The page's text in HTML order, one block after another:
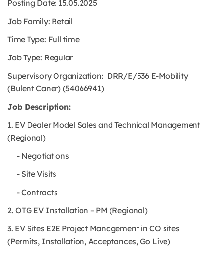
Posting Date: 15.05.2025
Job Family: Retail
Time Type: Full time
Job Type: Regular
Supervisory Organization: DRR/E/536 E-Mobility
(Bulent Caner) (54066941)
Job Description:
1. EV Dealer Model Sales and Technical Management
(Regional)
- Negotiations
- Site Visits
- Contracts
2. OTG EV Installation – PM (Regional)
3. EV Sites E2E Project Management in CO sites
(Permits, Installation, Acceptances, Go Live)